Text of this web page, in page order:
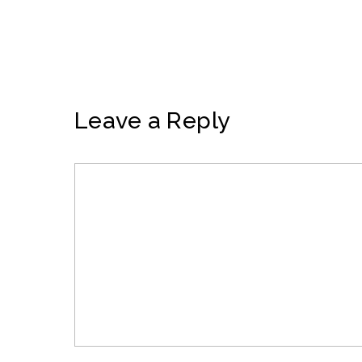
Leave a Reply